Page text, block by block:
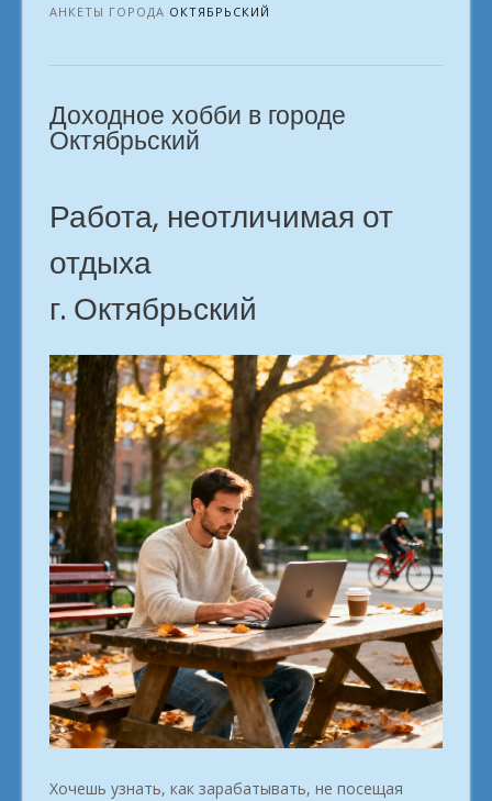
удалённо:
профессий.
городе
Октябрьский»
АНКЕТЫ ГОРОДА ОКТЯБРЬСКИЙ
Доходное хобби в городе
Октябрьский
Работа, неотличимая от
отдыха
г. Октябрьский
Хочешь узнать, как зарабатывать, не посещая